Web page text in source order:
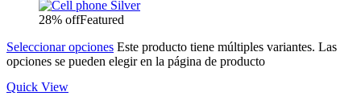
28% offFeatured
Seleccionar opciones Este producto tiene múltiples variantes. Las
opciones se pueden elegir en la página de producto
Quick View